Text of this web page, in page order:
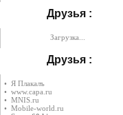
Друзья :
Загрузка...
Друзья :
• Я Плакалъ
• www.capa.ru
• MNIS.ru
• Mobile-world.ru